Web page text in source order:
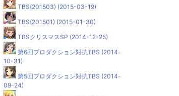
TBS(201503) (2015-03-19)
TBS(201501) (2015-01-30)
TBSクリスマスSP (2014-12-25)
第6回プロダクション対抗TBS (2014-
10-31)
第5回プロダクション対抗TBS (2014-
09-24)